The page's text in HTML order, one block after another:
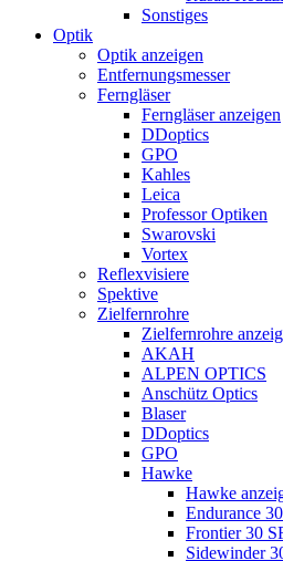
Sonstiges
Optik
Optik anzeigen
Entfernungsmesser
Ferngläser
Ferngläser anzeigen
DDoptics
GPO
Kahles
Leica
Professor Optiken
Swarovski
Vortex
Reflexvisiere
Spektive
Zielfernrohre
Zielfernrohre
AKAH
ALPEN OPTICS
Anschütz Optics
Blaser
DDoptics
GPO
Hawke
Hawke
Endurance
Frontier 30
Sidewinder